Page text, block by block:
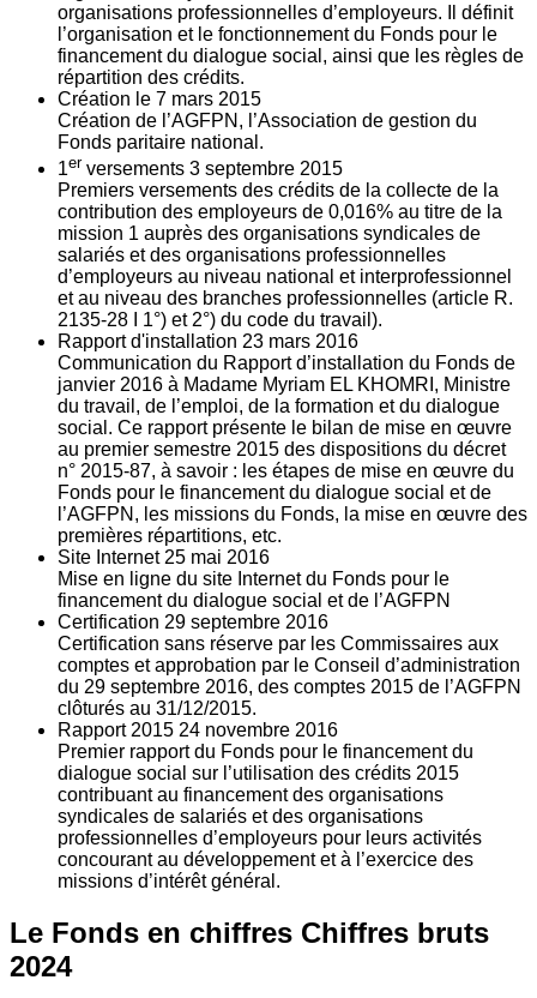
organisations professionnelles d’employeurs. Il définit
l’organisation et le fonctionnement du Fonds pour le
financement du dialogue social, ainsi que les règles de
répartition des crédits.
Création le 7 mars 2015
Création de l’AGFPN, l’Association de gestion du
Fonds paritaire national.
1er versements 3 septembre 2015
Premiers versements des crédits de la collecte de la
contribution des employeurs de 0,016% au titre de la
mission 1 auprès des organisations syndicales de
salariés et des organisations professionnelles
d’employeurs au niveau national et interprofessionnel
et au niveau des branches professionnelles (article R.
2135‐28 I 1°) et 2°) du code du travail).
Rapport d'installation 23 mars 2016
Communication du Rapport d’installation du Fonds de
janvier 2016 à Madame Myriam EL KHOMRI, Ministre
du travail, de l’emploi, de la formation et du dialogue
social. Ce rapport présente le bilan de mise en œuvre
au premier semestre 2015 des dispositions du décret
n° 2015-87, à savoir : les étapes de mise en œuvre du
Fonds pour le financement du dialogue social et de
l’AGFPN, les missions du Fonds, la mise en œuvre des
premières répartitions, etc.
Site Internet 25 mai 2016
Mise en ligne du site Internet du Fonds pour le
financement du dialogue social et de l’AGFPN
Certification 29 septembre 2016
Certification sans réserve par les Commissaires aux
comptes et approbation par le Conseil d’administration
du 29 septembre 2016, des comptes 2015 de l’AGFPN
clôturés au 31/12/2015.
Rapport 2015 24 novembre 2016
Premier rapport du Fonds pour le financement du
dialogue social sur l’utilisation des crédits 2015
contribuant au financement des organisations
syndicales de salariés et des organisations
professionnelles d’employeurs pour leurs activités
concourant au développement et à l’exercice des
missions d’intérêt général.
Le Fonds en chiffres Chiffres bruts
2024